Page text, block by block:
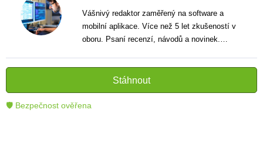
Vášnivý redaktor zaměřený na software a
mobilní aplikace. Více než 5 let zkušeností v
oboru. Psaní recenzí, návodů a novinek.
pomáhají čtenářům lépe porozumět a využít
moderní technologie.
Stáhnout
🛡 Bezpečnost ověřena